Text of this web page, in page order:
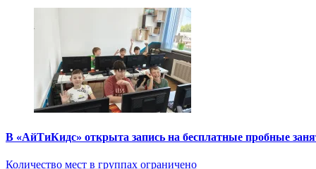
В «АйТиКидс» открыта запись на бесплатные пробные
Количество мест в группах ограничено